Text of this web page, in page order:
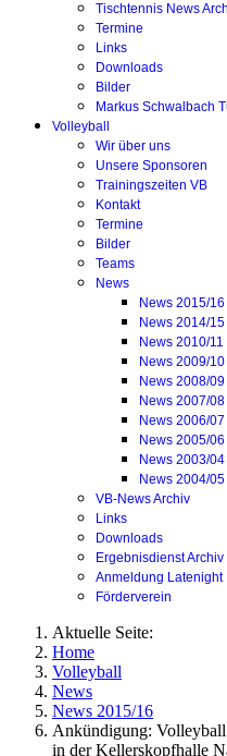
Tischtennis News
Termine
Links
Downloads
Bilder
Markus Schwalbach
Volleyball
Wir über uns
Unsere Sponsoren
Trainingszeiten VB
Kontakt
Termine
Bilder
Teams
News
News 2015/16
News 2014/15
News 2010/11
News 2009/10
News 2008/09
News 2007/08
News 2006/07
News 2005/06
News 2003/04
News 2004/05
VB-News Archiv
Links
Downloads
Ergebnisdienst Archiv
Anmeldung Latenight
Förderverein
Aktuelle Seite:
Home
Volleyball
News
News 2015/16
Ankündigung:
in der Kellerskopfhalle